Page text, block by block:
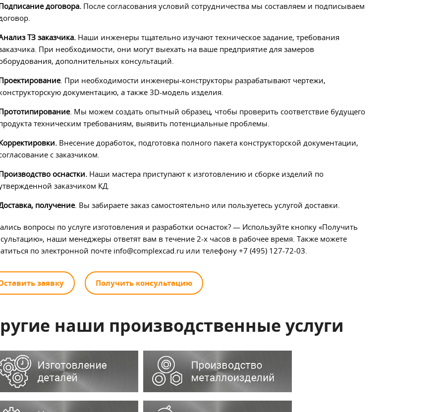
договора. После согласования условий сотрудничества мы составляем и подписываем
ТЗ заказчика.Наши инженеры тщательно изучают техническое задание, требования
При необходимости, они могут выехать на ваше предприятие для замеров
дополнительных консультаций.
. При необходимости инженеры-конструкторы разрабатывают чертежи,
документацию, а также 3D-модель изделия.
. Мы можем создать опытный образец, чтобы проверить соответствие будущего
техническим требованиям, выявить потенциальные проблемы.
Внесение доработок, подготовка полного пакета конструкторской документации,
с заказчиком.
оснастки. Наши мастера приступают к изготовлению и сборке изделий по
заказчиком КД.
получение. Вы забираете заказ самостоятельно или пользуетесь услугой доставки.
вопросы по услуге изготовления и разработки оснасток? —Используйте кнопку «Получить
наши менеджеры ответят вам в течение 2-х часов в рабочее время. Также можете
по электронной почте info@complexcad.ru или телефону +7 (495) 127-72-03.
заявку Получить консультацию
наши производственные услуги